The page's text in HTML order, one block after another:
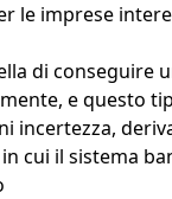
le imprese
di conseguire
e questo
incertezza,
cui il sistema